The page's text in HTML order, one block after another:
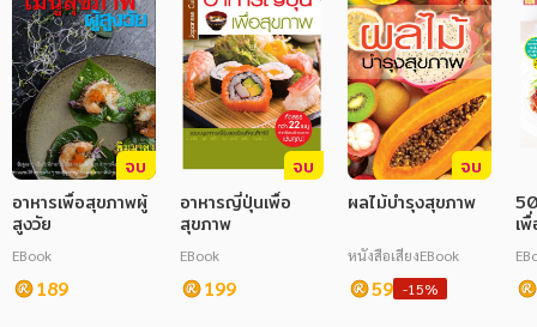
จบ
อาหารเพื่อสุขภาพผู้
สูงวัย
EBook
189
จบ
อาหารญี่ปุ่นเพื่อ
สุขภาพ
EBook
199
จบ
ผลไม้บำรุงสุขภาพ
หนังสือเสียงEBook
59 -15%
เ